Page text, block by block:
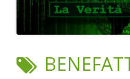
TAG: